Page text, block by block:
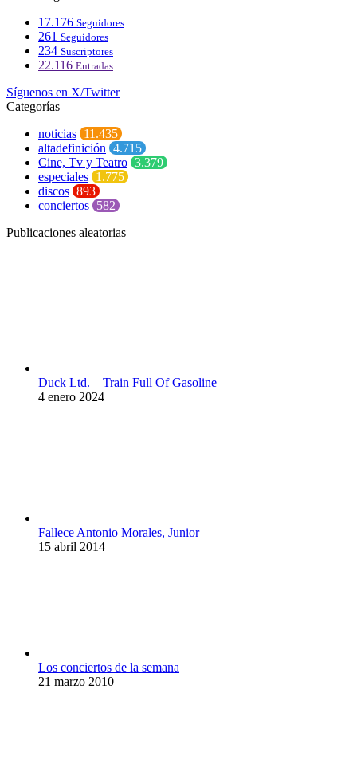
17.176 Seguidores
261 Seguidores
234 Suscriptores
22.116 Entradas
Síguenos en X/Twitter
Categorías
noticias 11.435
altadefinición 4.715
Cine, Tv y Teatro 3.379
especiales 1.775
discos 893
conciertos 582
Publicaciones aleatorias
Duck Ltd. – Train Full Of Gasoline
4 enero 2024
Fallece Antonio Morales, Junior
15 abril 2014
Los conciertos de la semana
21 marzo 2010